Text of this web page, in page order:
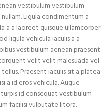
vestibulum vestibulum
Ligula condimentum a
a a laoreet quisque ullamcorper
ligula vehicula iaculis a a
vestibulum aenean praesent
velit velit malesuada vel
Praesent iaculis sit a platea
a id eros vehicula. Augue
turpis id consequat vestibulum
facilisi vulputate litora.